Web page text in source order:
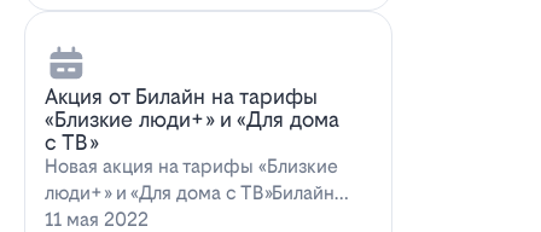
Акция от Билайн на тарифы
«Близкие люди+» и «Для дома
с ТВ»
Новая акция на тарифы «Близкие
люди+» и «Для дома с ТВ»Билайн
предлагает выг…
11 мая 2022